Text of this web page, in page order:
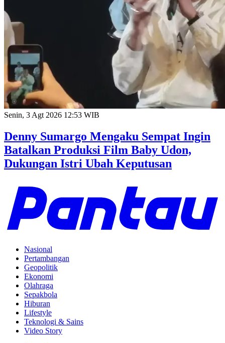
Senin, 3 Agt 2026 12:53 WIB
Denny Sumargo Mengaku Sempat Ingin
Batalkan Produksi Film Baby Udon,
Dukungan Istri Ubah Keputusan
Nasional
Pertambangan
Geopolitik
Ekonomi
Olahraga
Sepakbola
Hiburan
Lifestyle
Teknologi & Sains
Video Story